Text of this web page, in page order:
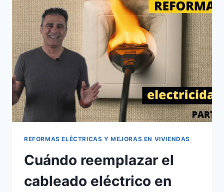
REFORMAS ELÉCTRICAS Y MEJORAS EN VIVIENDAS
Cuándo reemplazar el
cableado eléctrico en